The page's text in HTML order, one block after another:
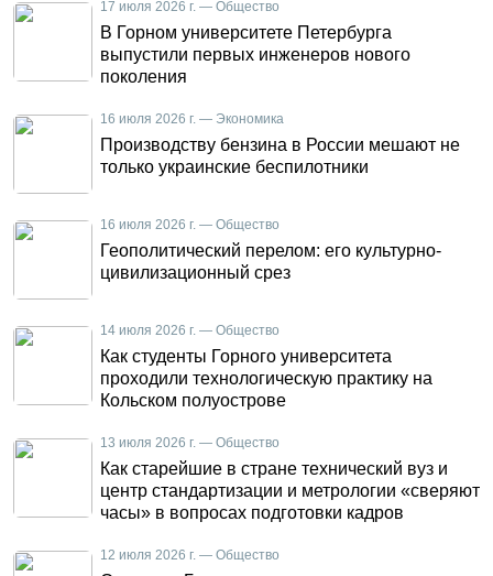
17 июля 2026 г. — Общество
В Горном университете Петербурга
выпустили первых инженеров нового
поколения
16 июля 2026 г. — Экономика
Производству бензина в России мешают не
только украинские беспилотники
16 июля 2026 г. — Общество
Геополитический перелом: его культурно-
цивилизационный срез
14 июля 2026 г. — Общество
Как студенты Горного университета
проходили технологическую практику на
Кольском полуострове
13 июля 2026 г. — Общество
Как старейшие в стране технический вуз и
центр стандартизации и метрологии «сверяют
часы» в вопросах подготовки кадров
12 июля 2026 г. — Общество